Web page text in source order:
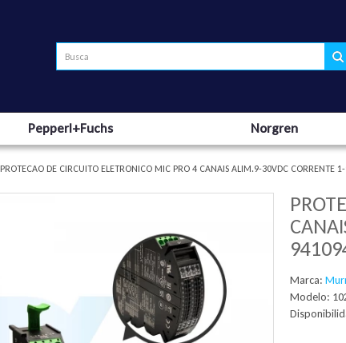
Pepperl+Fuchs Norgren
PROTECAO DE CIRCUITO ELETRONICO MIC PRO 4 CANAIS ALIM.9-30VDC CORRENTE
Marca:
Modelo: